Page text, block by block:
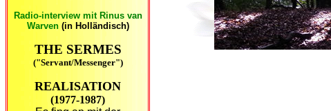
Radio-interview mit Rinus van
Warven(in Holländisch)
THE SERMES
("Servant/Messenger")
REALISATION
(1977-1987)